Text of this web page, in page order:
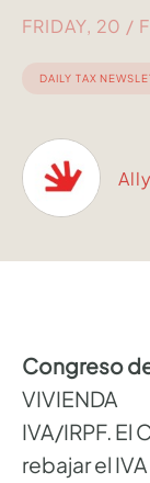
FRIDAY, 20 /
DAILY TAX
Congreso
VIVIENDA
IVA/IRPF. El
rebajar el